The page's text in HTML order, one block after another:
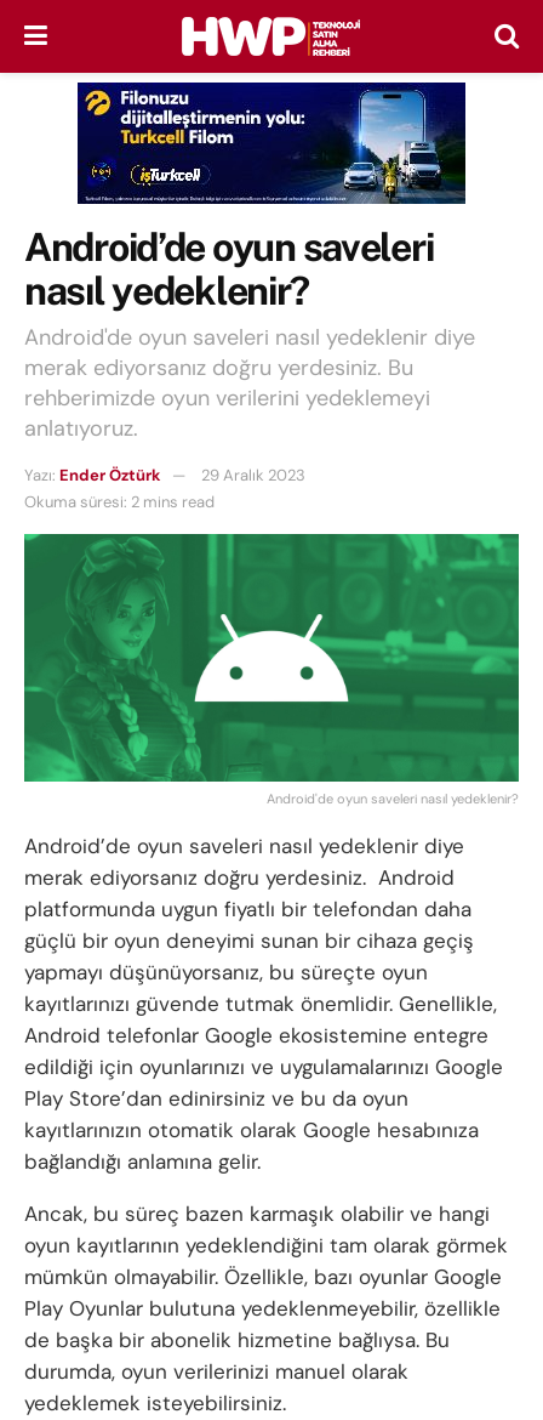
Android’de oyun saveleri
nasıl yedeklenir?
Android'de oyun saveleri nasıl yedeklenir diye
merak ediyorsanız doğru yerdesiniz. Bu
rehberimizde oyun verilerini yedeklemeyi
anlatıyoruz.
Yazı: Ender Öztürk
29 Aralık 2023
Okuma süresi: 2 mins read
Android'de oyun saveleri nasıl yedeklenir?
Android’de oyun saveleri nasıl yedeklenir diye
merak ediyorsanız doğru yerdesiniz. Android
platformunda uygun fiyatlı bir telefondan daha
güçlü bir oyun deneyimi sunan bir cihaza geçiş
yapmayı düşünüyorsanız, bu süreçte oyun
kayıtlarınızı güvende tutmak önemlidir. Genellikle,
Android telefonlar Google ekosistemine entegre
edildiği için oyunlarınızı ve uygulamalarınızı Google
Play Store’dan edinirsiniz ve bu da oyun
kayıtlarınızın otomatik olarak Google hesabınıza
bağlandığı anlamına gelir.
Ancak, bu süreç bazen karmaşık olabilir ve hangi
oyun kayıtlarının yedeklendiğini tam olarak görmek
mümkün olmayabilir. Özellikle, bazı oyunlar Google
Play Oyunlar bulutuna yedeklenmeyebilir, özellikle
de başka bir abonelik hizmetine bağlıysa. Bu
durumda, oyun verilerinizi manuel olarak
yedeklemek isteyebilirsiniz.